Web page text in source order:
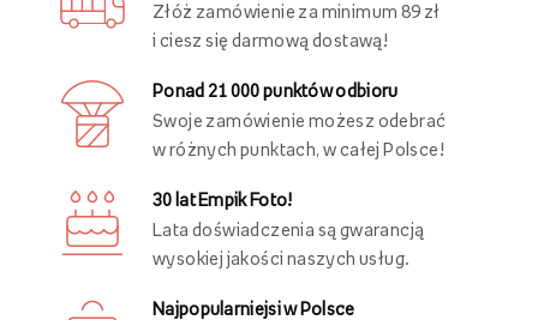
Złóż zamówienie za minimum 89 zł
i ciesz się darmową dostawą!
Ponad 21 000 punktów odbioru
Swoje zamówienie możesz odebrać
w różnych punktach, w całej Polsce!
30 lat Empik Foto!
Lata doświadczenia są gwarancją
wysokiej jakości naszych usług.
Najpopularniejsi w Polsce